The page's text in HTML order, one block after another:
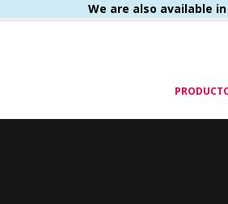
We are also available